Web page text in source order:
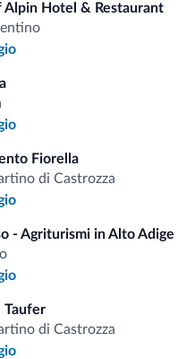
Alpin Hotel & Restaurant
Fiorella
di Castrozza
- Agriturismi in Alto Adige
Taufer
di Castrozza